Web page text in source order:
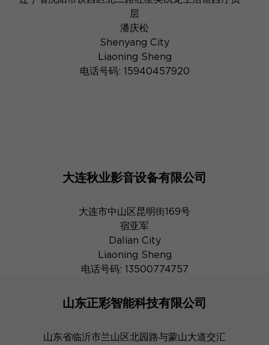
层
潘庆松
Shenyang City
Liaoning Sheng
电话号码: 15940457920
大连秋业影音设备有限公司
大连市中山区昆明街169号
宿亚军
Dalian City
Liaoning Sheng
电话号码: 13500774757
山东正彩智能科技有限公司
山东省临沂市兰山区北园路与蒙山大道交汇